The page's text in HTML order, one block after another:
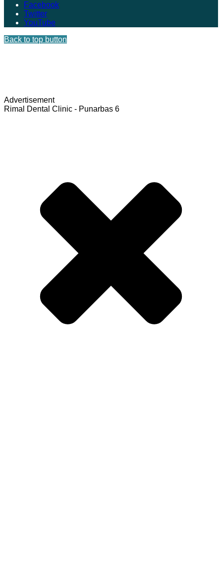
Facebook
Twitter
YouTube
Back to top button
Advertisement
Rimal Dental Clinic - Punarbas 6